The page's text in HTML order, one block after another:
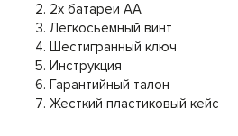
2х батареи АА
Легкосьемный винт
Шестигранный ключ
Инструкция
Гарантийный талон
Жесткий пластиковый кейс